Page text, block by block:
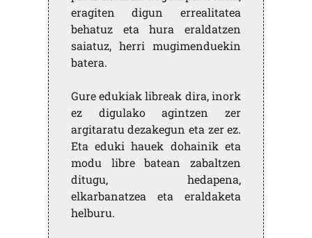
eragiten digun errealitatea
behatuz eta hura eraldatzen
saiatuz, herri mugimenduekin
batera.
Gure edukiak libreak dira, inork
ez digulako agintzen zer
argitaratu dezakegun eta zer ez.
Eta eduki hauek dohainik eta
modu libre batean zabaltzen
ditugu, hedapena,
elkarbanatzea eta eraldaketa
helburu.